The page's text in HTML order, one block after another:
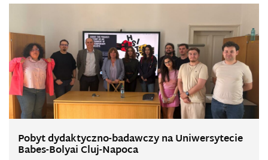
Pobyt dydaktyczno-badawczy na Uniwersytecie
Babes-Bolyai Cluj-Napoca